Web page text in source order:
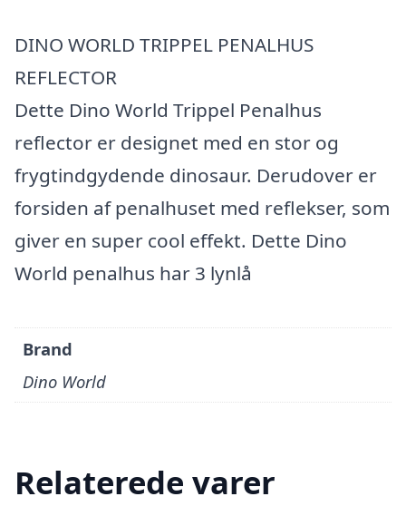
DINO WORLD TRIPPEL PENALHUS
REFLECTOR
Dette Dino World Trippel Penalhus
reflector er designet med en stor og
frygtindgydende dinosaur. Derudover er
forsiden af penalhuset med reflekser, som
giver en super cool effekt. Dette Dino
World penalhus har 3 lynlå
Brand
Dino World
Relaterede varer